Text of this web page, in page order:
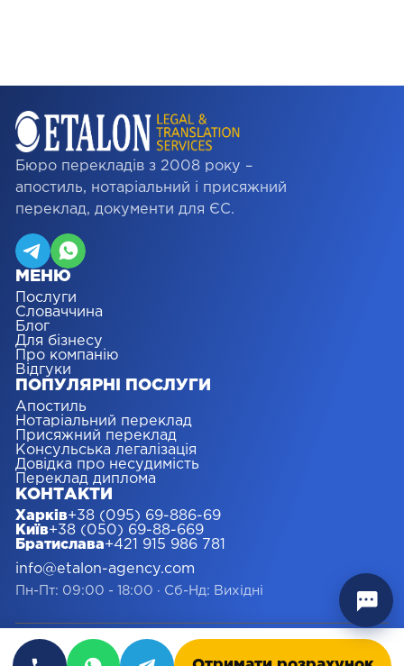
Бюро перекладів з 2008 року –
апостиль, нотаріальний і присяжний
переклад, документи для ЄС.
МЕНЮ
Послуги
Словаччина
Блог
Для бізнесу
Про компанію
Відгуки
ПОПУЛЯРНІ ПОСЛУГИ
Апостиль
Нотаріальний переклад
Присяжний переклад
Консульська легалізація
Довідка про несудимість
Переклад диплома
КОНТАКТИ
Харків+38 (095) 69-886-69
Київ+38 (050) 69-88-669
Братислава+421 915 986 781
info@etalon-agency.com
Пн-Пт: 09:00 - 18:00 · Сб-Нд: Вихідні
© Etalon 2008-2026 Всі права захищені.
Часті
Глосарій
Політика
Карта